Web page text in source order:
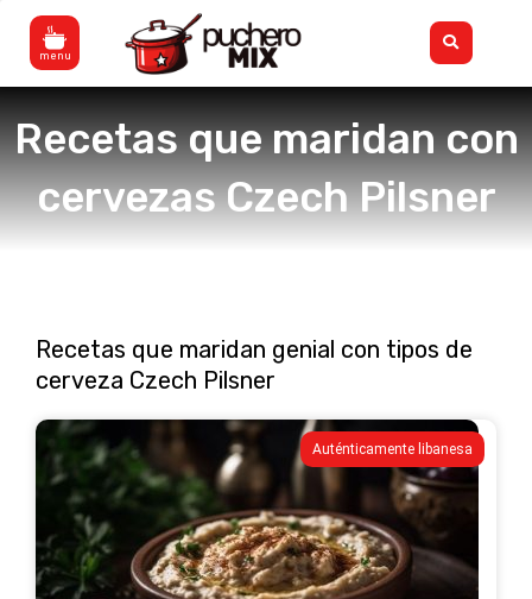
contenido
Flyout
Menu
Recetas que maridan con
cervezas Czech Pilsner
Recetas que maridan genial con tipos de
cerveza Czech Pilsner
Auténticamente libanesa